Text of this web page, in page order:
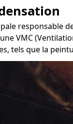
responsable
VMC
tels que la